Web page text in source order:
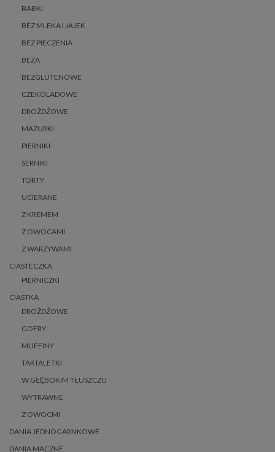
BABKI
BEZ MLEKA I JAJEK
BEZ PIECZENIA
BEZA
BEZGLUTENOWE
CZEKOLADOWE
DROŻDŻOWE
MAZURKI
PIERNIKI
SERNIKI
TORTY
UCIERANE
Z KREMEM
Z OWOCAMI
Z WARZYWAMI
CIASTECZKA
PIERNICZKI
CIASTKA
DROŻDŻOWE
GOFRY
MUFFINY
TARTALETKI
W GŁĘBOKIM TŁUSZCZU
WYTRAWNE
Z OWOCMI
DANIA JEDNOGARNKOWE
DANIA MĄCZNE